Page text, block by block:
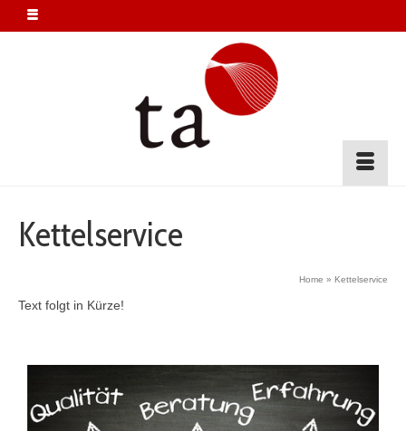
Kettelservice
Home » Kettelservice
Text folgt in Kürze!